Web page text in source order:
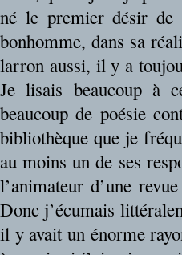
né le premier désir
bonhomme, dans sa
larron aussi, il y a
Je lisais beaucoup à
beaucoup de poésie
bibliothèque que je
au moins un de ses
l’animateur d’une
Donc j’écumais
il y avait un énorme